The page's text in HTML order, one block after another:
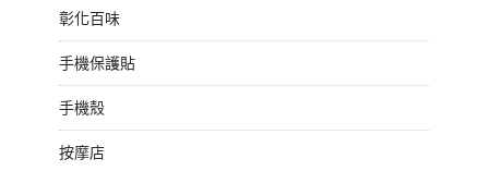
彰化百味
手機保護貼
手機殼
按摩店